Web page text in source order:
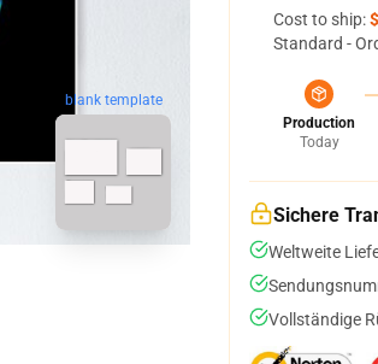
blank template
Cost to ship:
Standard -
Production
Today
Sichere
Weltweite
Vollständige